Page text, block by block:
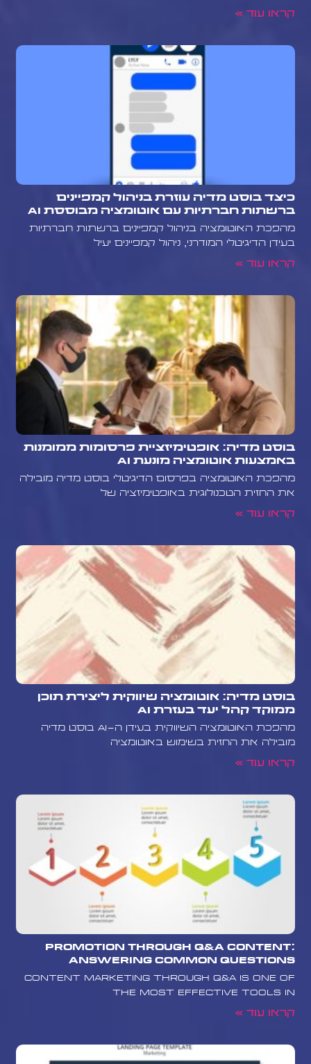
קראו עוד »
כיצד בוסט מדיה עוזרת בניהול קמפיינים
ברשתות חברתיות עם אוטומציה מבוססת AI
מהפכת האוטומציה בניהול קמפיינים ברשתות חברתיות
בעידן הדיגיטלי המודרני, ניהול קמפיינים יעיל
קראו עוד »
בוסט מדיה: אופטימיזציית פרסומות ממומנות
באמצעות אוטומציה מונעת AI
מהפכת האוטומציה בפרסום הדיגיטלי בוסט מדיה מובילה
את החזית הטכנולוגית באופטימיזציה של
קראו עוד »
בוסט מדיה: אוטומציה שיווקית ליצירת תוכן
ממוקד קהל יעד בעזרת AI
מהפכת האוטומציה השיווקית בעידן ה-AI בוסט מדיה
מובילה את החזית בשימוש באוטומציה
קראו עוד »
Promotion Through Q&A Content:
Answering Common Questions
Content marketing through Q&A is one of
the most effective tools in
קראו עוד »